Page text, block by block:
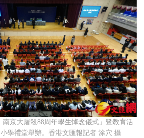
南京大屠殺88周年學生悼念儀式」暨教育活
學禮堂舉辦。香港文匯報記者 涂穴 攝